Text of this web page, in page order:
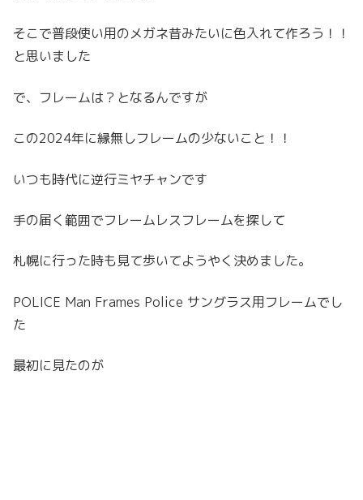
そこで普段使い用のメガネ昔みたいに色入れて作ろう！！
と思いました
で、フレームは？となるんですが
この2024年に縁無しフレームの少ないこと！！
いつも時代に逆行ミヤチャンです
手の届く範囲でフレームレスフレームを探して
札幌に行った時も見て歩いてようやく決めました。
POLICE Man Frames Police サングラス用フレームでし
た
最初に見たのが